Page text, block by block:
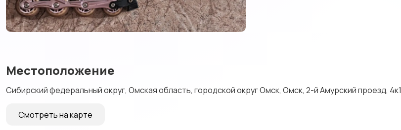
Местоположение
Сибирский федеральный округ, Омская область, городской округ Омск, Омск, 2-й Амурский проезд, 4к1
Смотреть на карте